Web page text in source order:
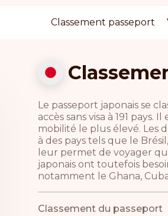
Classement passeport
Le passeport japonais se
accès sans visa à 191
mobilité le plus élevé. Les
à des pays tels que le
leur permet de voyager
japonais ont toutefois
notamment le Ghana,
Classement du passeport